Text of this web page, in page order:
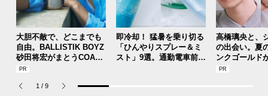
大胆不敵で、どこまでも
自由。BALLISTIK BOYZ
砂田将宏がまとうCOACH
の新作フレグランス「コ
パルファム」
即冷却！ 猛暑を乗り切る
「ひんやりスプレー＆ミ
スト」9選。通勤電車前、
高橋璃央と、
の出会い。夏
ンクゴールド
SUMMER
1 / 9